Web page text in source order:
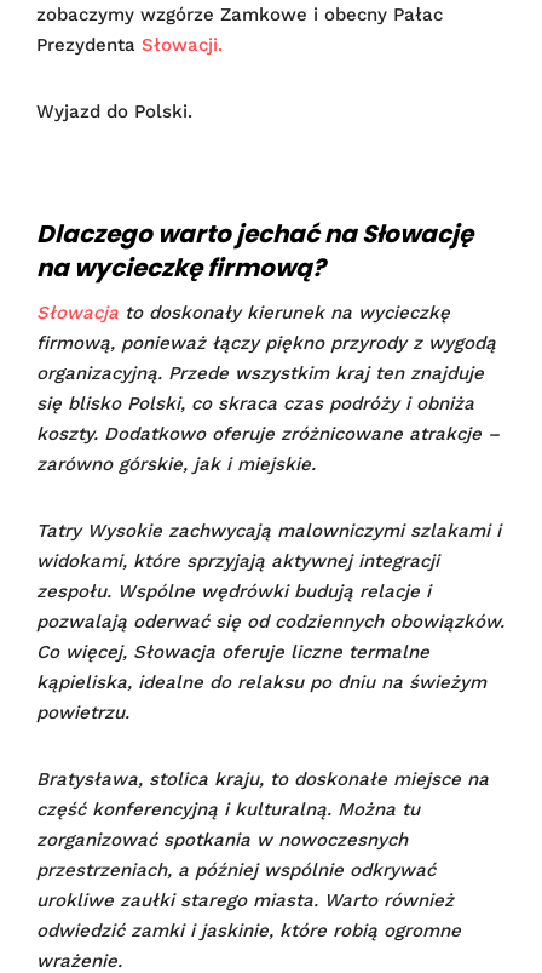
zobaczymy wzgórze Zamkowe i obecny Pałac
Prezydenta Słowacji.
Wyjazd do Polski.
Dlaczego warto jechać na Słowację
na wycieczkę firmową?
Słowacja to doskonały kierunek na wycieczkę
firmową, ponieważ łączy piękno przyrody z wygodą
organizacyjną. Przede wszystkim kraj ten znajduje
się blisko Polski, co skraca czas podróży i obniża
koszty. Dodatkowo oferuje zróżnicowane atrakcje –
zarówno górskie, jak i miejskie.
Tatry Wysokie zachwycają malowniczymi szlakami i
widokami, które sprzyjają aktywnej integracji
zespołu. Wspólne wędrówki budują relacje i
pozwalają oderwać się od codziennych obowiązków.
Co więcej, Słowacja oferuje liczne termalne
kąpieliska, idealne do relaksu po dniu na świeżym
powietrzu.
Bratysława, stolica kraju, to doskonałe miejsce na
część konferencyjną i kulturalną. Można tu
zorganizować spotkania w nowoczesnych
przestrzeniach, a później wspólnie odkrywać
urokliwe zaułki starego miasta. Warto również
odwiedzić zamki i jaskinie, które robią ogromne
wrażenie.